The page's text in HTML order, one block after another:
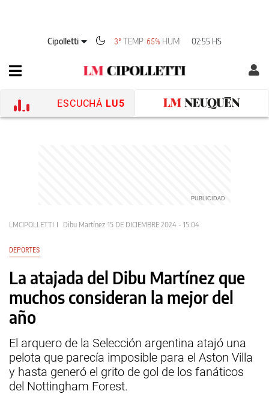
Cipolletti 3°TEMP 65% HUM 02:55 HS
ESCUCHÁ LU5
LMCIPOLLETTI Dibu Martínez 15 DE DICIEMBRE 2024 - 15:04
DEPORTES
La atajada del Dibu Martínez que
muchos consideran la mejor del
año
El arquero de la Selección argentina atajó una
pelota que parecía imposible para el Aston Villa
y hasta generó el grito de gol de los fanáticos
del Nottingham Forest.